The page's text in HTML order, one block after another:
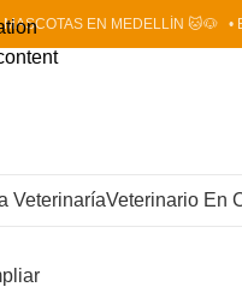
MASCOTAS EN MEDELLÍN 🐱🐶 •
VeterinaríaVeterinario En